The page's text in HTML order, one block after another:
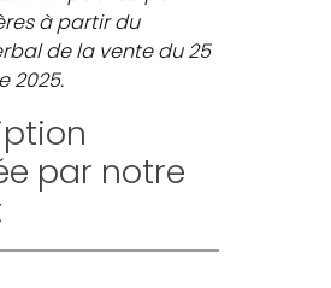
à partir du
de la vente du 25
2025.
par notre